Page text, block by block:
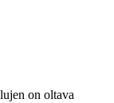
on oltava